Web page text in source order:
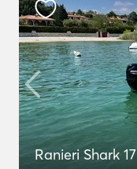
Ranieri Shark 17